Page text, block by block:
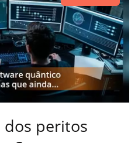
dos peritos